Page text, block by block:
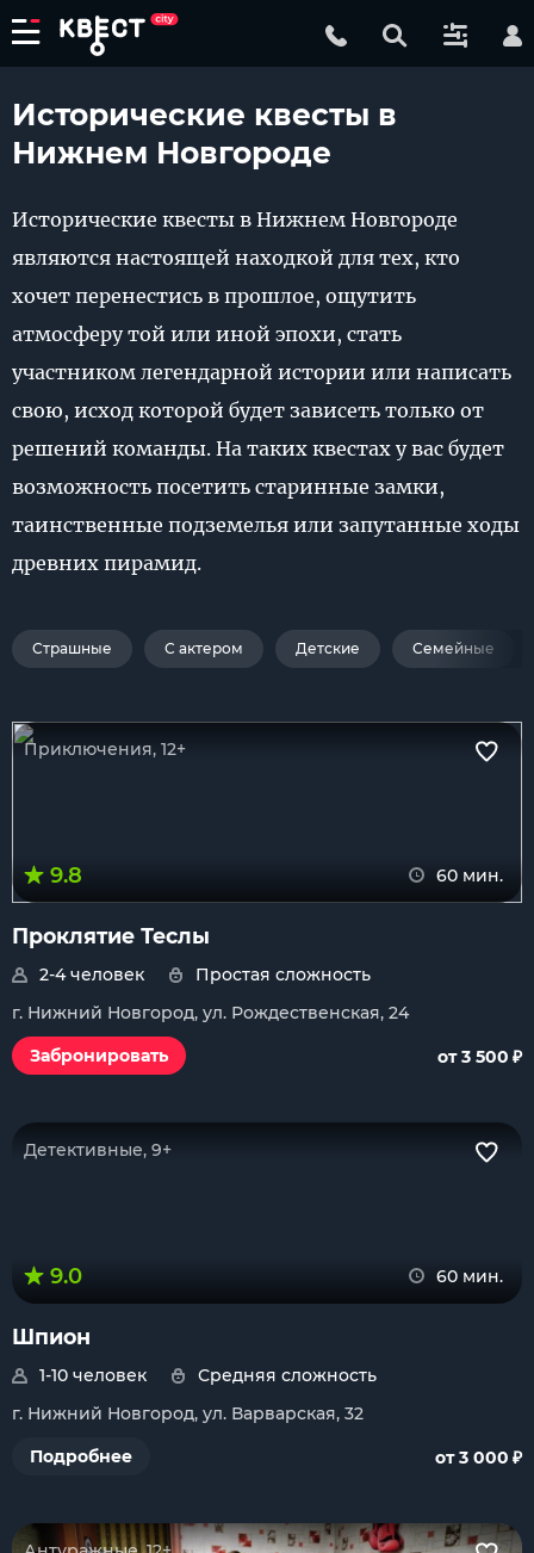
Исторические квесты в
Нижнем Новгороде
Исторические квесты в Нижнем Новгороде
являются настоящей находкой для тех, кто
хочет перенестись в прошлое, ощутить
атмосферу той или иной эпохи, стать
участником легендарной истории или написать
свою, исход которой будет зависеть только от
решений команды. На таких квестах у вас будет
возможность посетить старинные замки,
таинственные подземелья или запутанные ходы
древних пирамид.
Страшные С актером Детские Семейные
Приключения, 12+
9.8 60 мин.
Проклятие Теслы
2-4 человек
Простая сложность
г. Нижний Новгород, ул. Рождественская, 24
Забронировать
от 3 500 ₽
Детективные, 9+
9.0 60 мин.
Шпион
1-10 человек
Средняя сложность
г. Нижний Новгород, ул. Варварская, 32
Подробнее
от 3 000 ₽